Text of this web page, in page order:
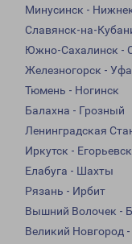
Минусинск -
Славянск-на-
Южно-Сахалинск -
Железногорск - Уфа
Тюмень - Ногинск
Балахна - Грозный
Ленинградская
Иркутск - Егорьевск
Елабуга - Шахты
Рязань - Ирбит
Вышний Волочек -
Великий Новгород